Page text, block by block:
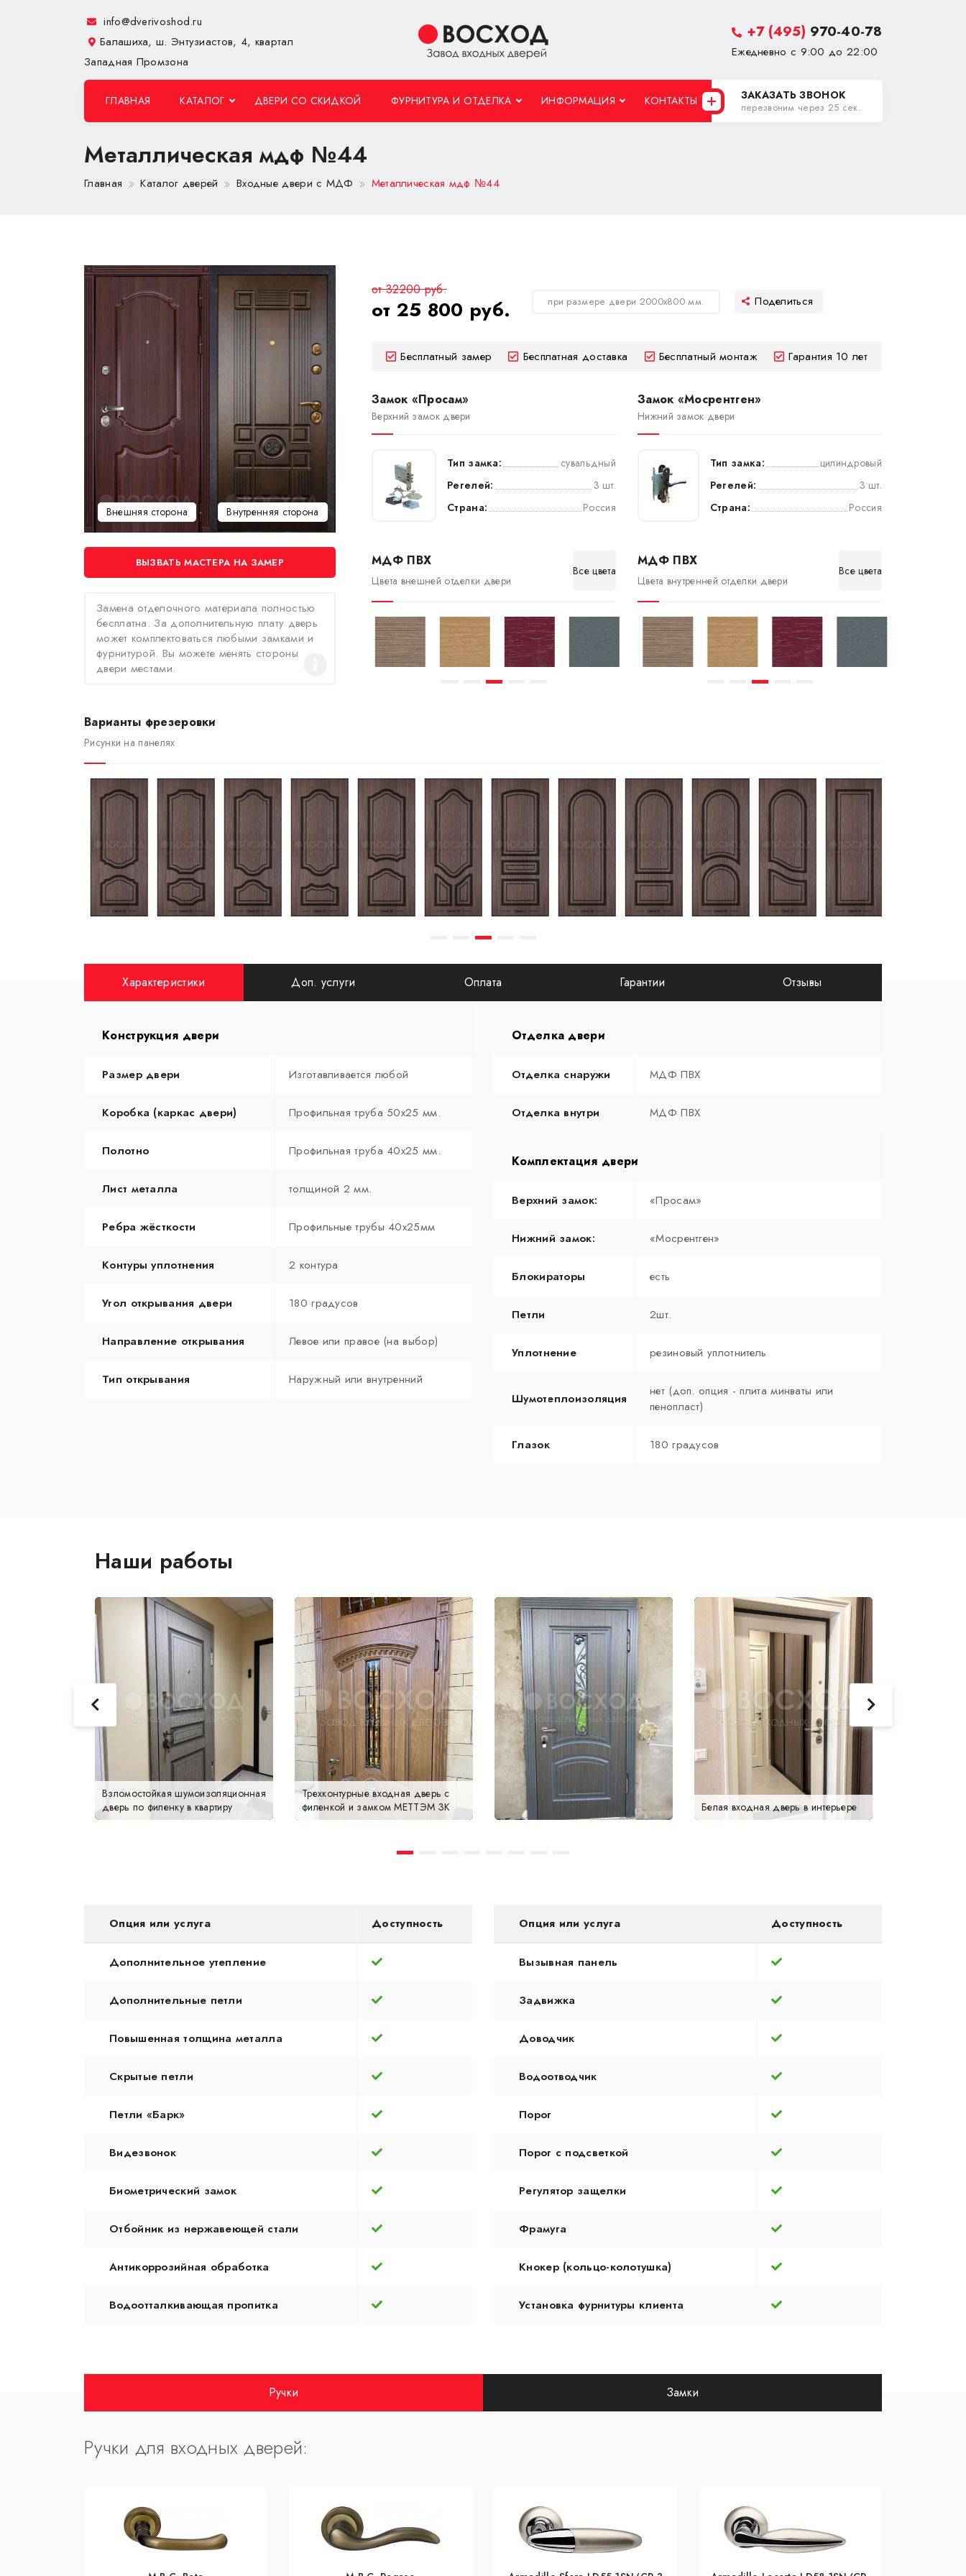
info@dverivoshod.ru
Балашиха, ш. Энтузиастов, 4, квартал
Западная Промзона
+7 (495) 970-40-78
Ежедневно с 9:00 до 22:00
ГЛАВНАЯ КАТАЛОГ ДВЕРИ СО СКИДКОЙ ФУРНИТУРА И ОТДЕЛКА ИНФОРМАЦИЯ КОНТАКТЫ ЗАКАЗАТЬ ЗВОНОК
перезвоним через 25 сек.
Металлическая мдф №44
Главная Каталог дверей Входные двери с МДФ Металлическая мдф №44
Внешняя сторона Внутренняя сторона
ВЫЗВАТЬ МАСТЕРА НА ЗАМЕР
Замена отделочного материала полностью
бесплатна. За дополнительную плату дверь
может комплектоваться любыми замками и
фурнитурой. Вы можете менять стороны
двери местами.
от 32200 руб.
от 25 800 руб. при размере двери 2000х800 мм.
Бесплатный замер Бесплатная доставка Бесплатный монтаж Гарантия 10 лет
Замок «Просам»
Верхний замок двери
Тип замка:
сувальдный
Регелей:
3 шт.
Страна:
Россия
Замок «Мосрентген»
Нижний замок двери
Тип замка:
цилиндровый
Регелей:
3 шт.
Страна:
Россия
МДФ ПВХ
Цвета внешней отделки двери
Все цвета
МДФ ПВХ
Цвета внутренней отделки двери
Все цвета
Варианты фрезеровки
Рисунки на панелях
Характеристики Доп. услуги Оплата Гарантии Отзывы
Конструкция двери
Размер двери Изготавливается любой
Коробка (каркас двери) Профильная труба 50х25 мм.
Полотно Профильная труба 40х25 мм.
Лист металла толщиной 2 мм.
Ребра жёсткости Профильные трубы 40х25мм
Контуры уплотнения 2 контура
Угол открывания двери 180 градусов
Направление открывания Левое или правое (на выбор)
Тип открывания Наружный или внутренний
Отделка двери
Отделка снаружи МДФ ПВХ
Отделка внутри МДФ ПВХ
Комплектация двери
Верхний замок: «Просам»
Нижний замок: «Мосрентген»
Блокираторы есть
Петли 2шт.
Уплотнение резиновый уплотнитель
Шумотеплоизоляция
нет (доп. опция - плита минваты или
пенопласт)
Глазок 180 градусов
Наши работы
Взломостойкая шумоизоляционная
дверь по филенку в квартиру
Трехконтурные входная дверь с
филенкой и замком МЕТТЭМ 3К
Белая входная дверь в интерьере
Опция или услуга Доступность
Дополнительное утепление
Дополнительные петли
Повышенная толщина металла
Скрытые петли
Петли «Барк»
Видезвонок
Биометрический замок
Отбойник из нержавеющей стали
Антикоррозийная обработка
Водоотталкивающая пропитка
Опция или услуга Доступность
Вызывная панель
Задвижка
Доводчик
Водоотводчик
Порог
Порог с подсветкой
Регулятор защелки
Фрамуга
Кнокер (кольцо-колотушка)
Установка фурнитуры клиента
Ручки Замки
Ручки для входных дверей: